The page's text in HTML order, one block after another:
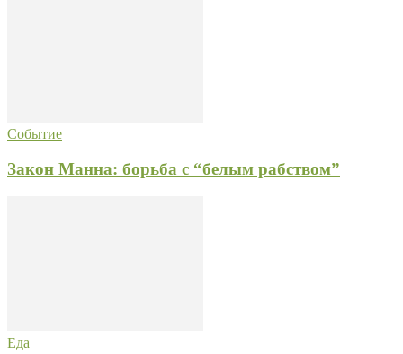
Событие
Закон Манна: борьба с “белым рабством”
Еда